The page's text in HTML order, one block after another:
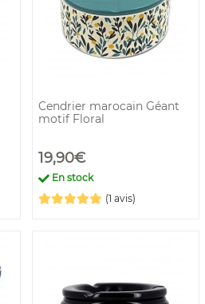
Cendrier marocain Géant
motif Floral
19,90€
En stock
(1 avis)